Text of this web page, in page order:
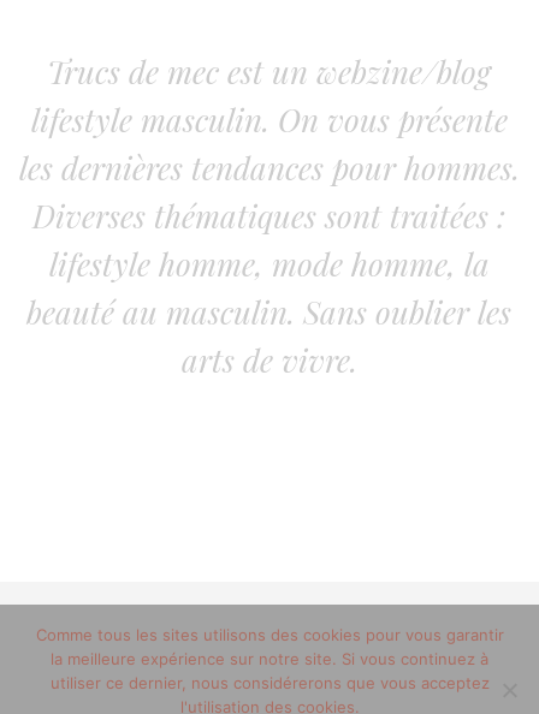
Trucs de mec est un webzine/blog
lifestyle masculin. On vous présente
les dernières tendances pour hommes.
Diverses thématiques sont traitées :
lifestyle homme, mode homme, la
beauté au masculin. Sans oublier les
arts de vivre.
© 2012-2020 copyright trucsdemec.fr - blog lifestyle
masculin/Tous droits réservés
Mentions Légales
Comme tous les sites utilisons des cookies pour vous garantir
la meilleure expérience sur notre site. Si vous continuez à
utiliser ce dernier, nous considérerons que vous acceptez
l'utilisation des cookies.